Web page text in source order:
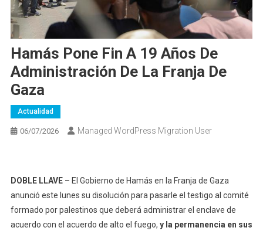
Hamás Pone Fin A 19 Años De
Administración De La Franja De
Gaza
Actualidad
06/07/2026 Managed WordPress Migration User
DOBLE LLAVE– El Gobierno de Hamás en la Franja de Gaza
anunció este lunes su disolución para pasarle el testigo al comité
formado por palestinos que deberá administrar el enclave de
acuerdo con el acuerdo de alto el fuego, y la permanencia en sus